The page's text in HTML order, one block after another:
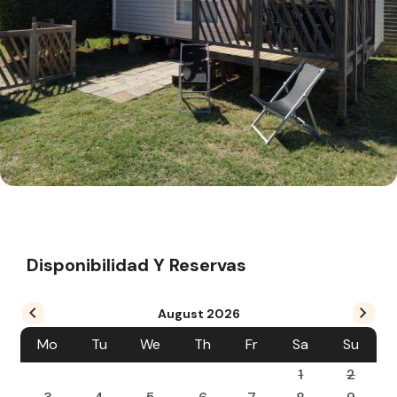
Disponibilidad Y Reservas
August 2026
Mo Tu We Th Fr Sa
Su
1
2